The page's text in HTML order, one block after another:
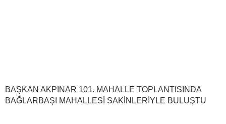
BAŞKAN AKPINAR 101. MAHALLE TOPLANTISINDA
BAĞLARBAŞI MAHALLESİ SAKİNLERİYLE BULUŞTU